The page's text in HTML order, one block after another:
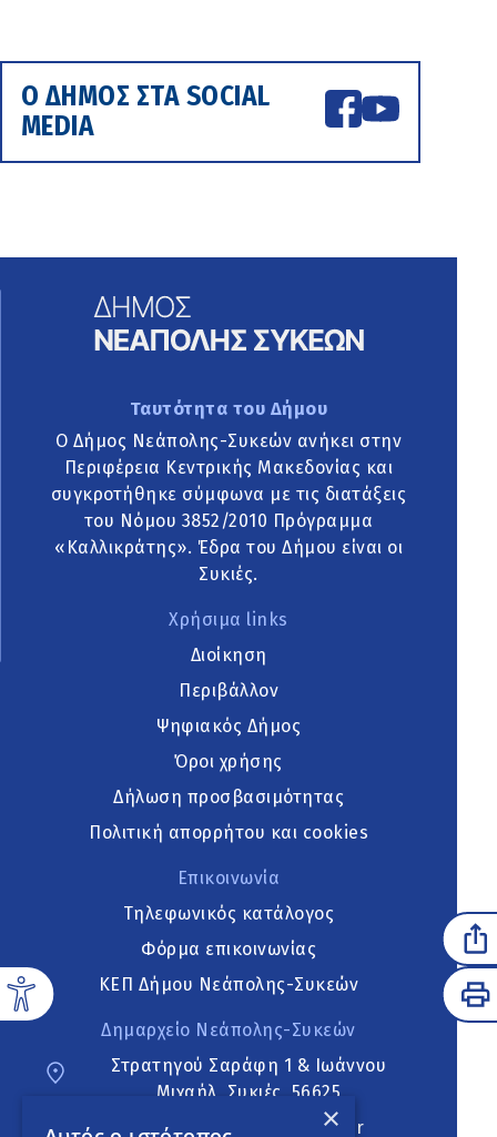
Ο ΔΗΜΟΣ ΣΤΑ SOCIAL
MEDIA
Ταυτότητα του Δήμου
Ο Δήμος Νεάπολης-Συκεών ανήκει στην
Περιφέρεια Κεντρικής Μακεδονίας και
συγκροτήθηκε σύμφωνα με τις διατάξεις
του Νόμου 3852/2010 Πρόγραμμα
«Καλλικράτης». Έδρα του Δήμου είναι οι
Συκιές.
Χρήσιμα links
Διοίκηση
Περιβάλλον
Ψηφιακός Δήμος
Όροι χρήσης
Δήλωση προσβασιμότητας
Πολιτική απορρήτου και cookies
Επικοινωνία
Τηλεφωνικός κατάλογος
Φόρμα επικοινωνίας
ΚΕΠ Δήμου Νεάπολης-Συκεών
Δημαρχείο Νεάπολης-Συκεών
Στρατηγού Σαράφη 1 & Ιωάννου
Μιχαήλ, Συκιές, 56625
neapoli.sykies@ddt.gov.gr
×